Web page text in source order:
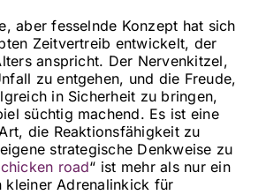
aber fesselnde Konzept hat sich
Zeitvertreib entwickelt, der
anspricht. Der Nervenkitzel,
zu entgehen, und die Freude,
in Sicherheit zu bringen,
süchtig machend. Es ist eine
die Reaktionsfähigkeit zu
strategische Denkweise zu
chicken road“ ist mehr als nur ein
kleiner Adrenalinkick für